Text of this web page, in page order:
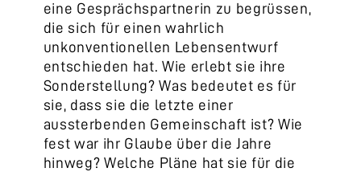
eine Gesprächspartnerin zu begrüssen,
die sich für einen wahrlich
unkonventionellen Lebensentwurf
entschieden hat. Wie erlebt sie ihre
Sonderstellung? Was bedeutet es für
sie, dass sie die letzte einer
aussterbenden Gemeinschaft ist? Wie
fest war ihr Glaube über die Jahre
hinweg? Welche Pläne hat sie für die